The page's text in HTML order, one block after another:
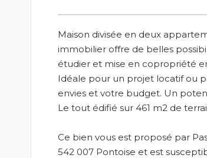
Maison divisée en deux
immobilier offre de belles
étudier et mise en copropriété
Idéale pour un projet locatif ou
envies et votre budget. Un
Le tout édifié sur 461 m2 de
Ce bien vous est proposé par
542 007 Pontoise et est